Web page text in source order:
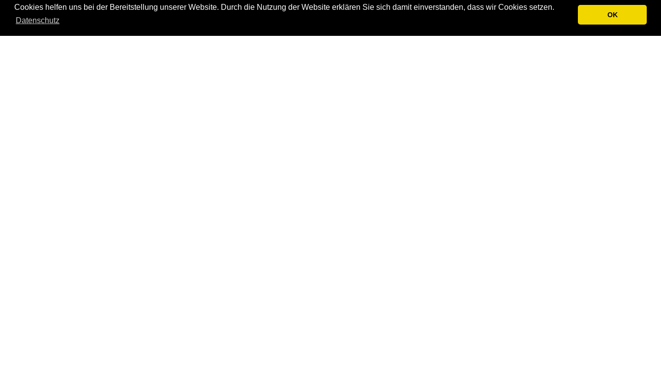
Cookies helfen uns bei der Bereitstellung unserer Website. Durch die Nutzung der Website erklären Sie sich damit einverstanden, dass wir Cookies setzen.
Datenschutz
OK
feierte, auch heute noch spürbar sind